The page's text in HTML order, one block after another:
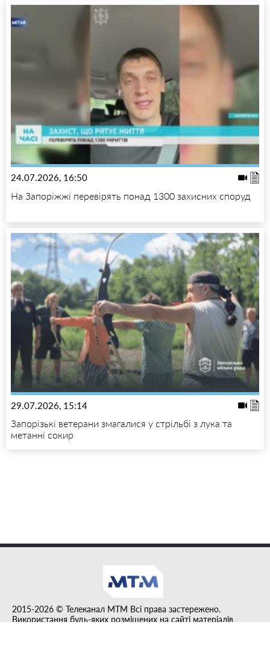
24.07.2026, 16:50
На Запоріжжі перевірять понад 1300 захисних споруд
29.07.2026, 15:14
Запорізькі ветерани змагалися у стрільбі з лука та
метанні сокир
2015-2026 © Телеканал MTM Всі права застережено.
Використання будь-яких розміщених на сайті матеріалів